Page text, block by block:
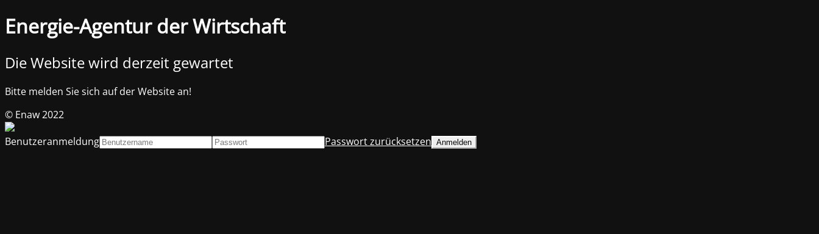
Energie-Agentur der Wirtschaft
Die Website wird derzeit gewartet
Bitte melden Sie sich auf der Website an!
© Enaw 2022
Benutzeranmeldung
Passwort zurücksetzen